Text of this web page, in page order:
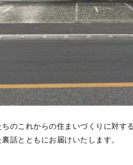
のこれからの住まいづくりに対す
話とともにお届けいたします。